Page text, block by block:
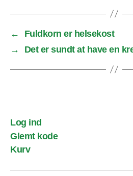
←
Fuldkorn er helsekost
→
Det er sundt at have en
Log ind
Glemt kode
Kurv